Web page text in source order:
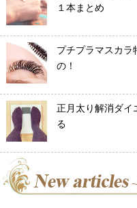
１本まとめ
プチプラマスカラ
の！
正月太り解消ダイ
る